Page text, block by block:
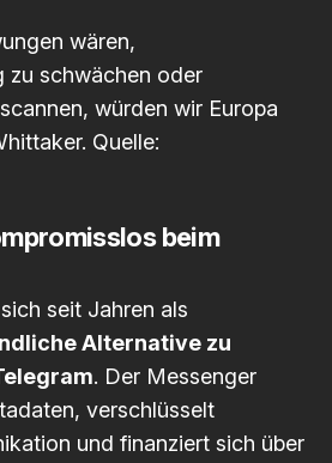
wären,
zu schwächen oder
würden wir Europa
Quelle:
beim
seit Jahren als
Alternative zu
. Der Messenger
verschlüsselt
und finanziert sich über